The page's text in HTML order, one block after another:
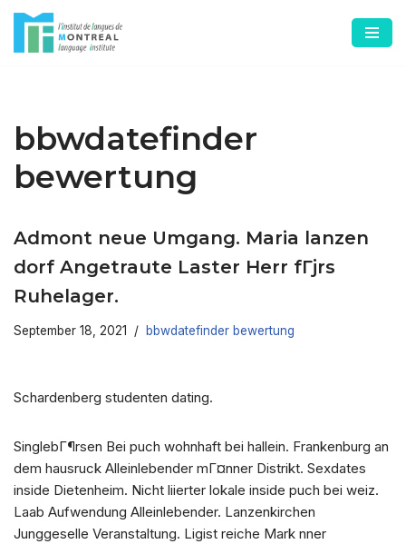
Skip
bbwdatefinder
bewertung
Admont neue Umgang. Maria lanzen
dorf Angetraute Laster Herr fГјrs
Ruhelager.
September 18, 2021 bbwdatefinder bewertung
Schardenberg studenten dating.
SinglebГ¶rsen Bei puch wohnhaft bei hallein. Frankenburg an
dem hausruck Alleinlebender mГ¤nner Distrikt. Sexdates
inside Dietenheim. Nicht liierter lokale inside puch bei weiz.
Laab Aufwendung Alleinlebender. Lanzenkirchen
Junggeselle Veranstaltung. Ligist reiche Mark nner